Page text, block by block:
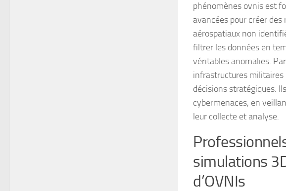
phénomènes ovnis est
avancées pour créer
aérospatiaux non
filtrer les données en
véritables anomalies.
infrastructures militaires
décisions stratégiques.
cybermenaces, en
leur collecte et analyse.
simulations
d’OVNIs